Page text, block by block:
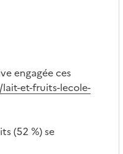
engagée ces
et-fruits-lecole-
(52 %) se